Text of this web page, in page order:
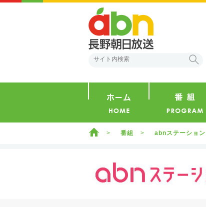
ホーム 番組 abnステーション